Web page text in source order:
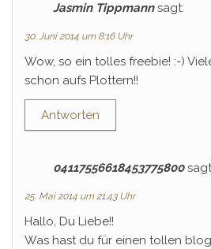
Jasmin Tippmann sagt:
30. Juni 2014 um 8:16 Uhr
Wow, so ein tolles freebie! :-)
schon aufs Plottern!!
Antworten
04117556618453775800
25. Mai 2014 um 21:43 Uhr
Hallo, Du Liebe!!
Was hast du für einen tollen